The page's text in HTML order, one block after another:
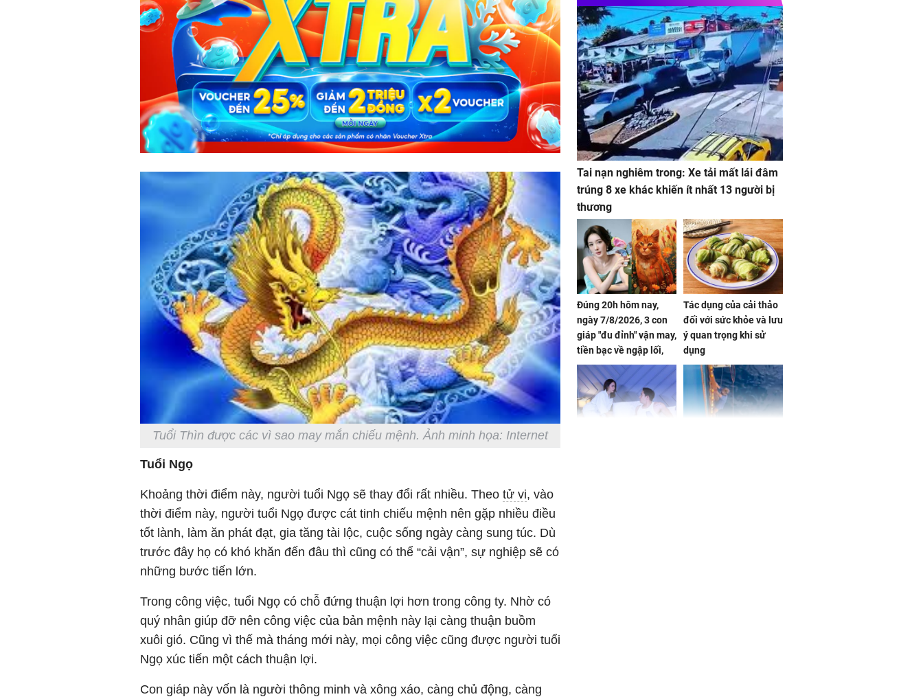
Tuổi Thìn được các vì sao may mắn chiếu mệnh. Ảnh minh họa: Internet
Tuổi Ngọ
Khoảng thời điểm này, người tuổi Ngọ sẽ thay đổi rất nhiều. Theo tử vi, vào
thời điểm này, người tuổi Ngọ được cát tinh chiếu mệnh nên gặp nhiều điều
tốt lành, làm ăn phát đạt, gia tăng tài lộc, cuộc sống ngày càng sung túc. Dù
trước đây họ có khó khăn đến đâu thì cũng có thể “cải vận”, sự nghiệp sẽ có
những bước tiến lớn.
Trong công việc, tuổi Ngọ có chỗ đứng thuận lợi hơn trong công ty. Nhờ có
quý nhân giúp đỡ nên công việc của bản mệnh này lại càng thuận buồm
xuôi gió. Cũng vì thế mà tháng mới này, mọi công việc cũng được người tuổi
Ngọ xúc tiến một cách thuận lợi.
Con giáp này vốn là người thông minh và xông xáo, càng chủ động, càng
Tai nạn nghiêm trong: Xe tải mất lái đâm
trúng 8 xe khác khiến ít nhất 13 người bị
thương
Đúng 20h hôm nay,
ngày 7/8/2026, 3 con
giáp "đu đỉnh" vận may,
tiền bạc về ngập lối,
đón lộc ấm no, tình
tiền viên mãn
Tác dụng của cải thảo
đối với sức khỏe và lưu
ý quan trọng khi sử
dụng